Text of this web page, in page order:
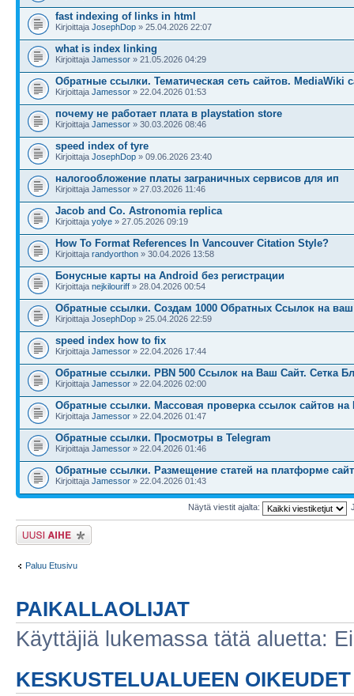
fast indexing of links in html
Kirjoittaja JosephDop » 25.04.2026 22:07
what is index linking
Kirjoittaja Jamessor » 21.05.2026 04:29
Обратные ссылки. Тематическая сеть сайтов. MediaWiki
Kirjoittaja Jamessor » 22.04.2026 01:53
почему не работает плата в playstation store
Kirjoittaja Jamessor » 30.03.2026 08:46
speed index of tyre
Kirjoittaja JosephDop » 09.06.2026 23:40
налогообложение платы заграничных сервисов для ип
Kirjoittaja Jamessor » 27.03.2026 11:46
Jacob and Co. Astronomia replica
Kirjoittaja yolye » 27.05.2026 09:19
How To Format References In Vancouver Citation Style?
Kirjoittaja randyorthon » 30.04.2026 13:58
Бонусные карты на Android без регистрации
Kirjoittaja nejkilouriff » 28.04.2026 00:54
Обратные ссылки. Создам 1000 Обратных Ссылок на ваш
Kirjoittaja JosephDop » 25.04.2026 22:59
speed index how to fix
Kirjoittaja Jamessor » 22.04.2026 17:44
Обратные ссылки. PBN 500 Ссылок на Ваш Сайт. Сетка
Kirjoittaja Jamessor » 22.04.2026 02:00
Обратные ссылки. Массовая проверка ссылок сайтов на
Kirjoittaja Jamessor » 22.04.2026 01:47
Обратные ссылки. Просмотры в Telegram
Kirjoittaja Jamessor » 22.04.2026 01:46
Обратные ссылки. Размещение статей на платформе
Kirjoittaja Jamessor » 22.04.2026 01:43
Näytä viestit ajalta:
Lähetä uusi viesti
Paluu Etusivu
PAIKALLAOLIJAT
Käyttäjiä lukemassa tätä aluetta:
KESKUSTELUALUEEN OIKEUDET